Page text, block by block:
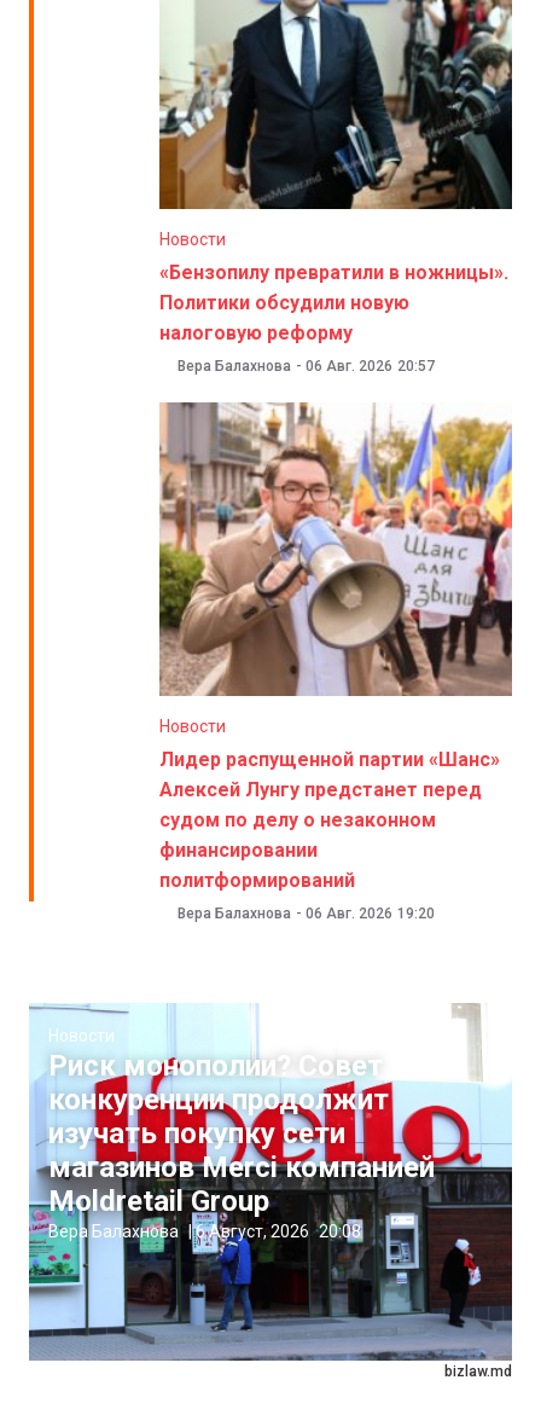
Новости
«Бензопилу превратили в ножницы».
Политики обсудили новую
налоговую реформу
Вера Балахнова - 06 Авг. 2026 20:57
Новости
Лидер распущенной партии «Шанс»
Алексей Лунгу предстанет перед
судом по делу о незаконном
финансировании
политформирований
Вера Балахнова - 06 Авг. 2026 19:20
bizlaw.md
Новости
Риск монополии? Совет
конкуренции продолжит
изучать покупку сети
магазинов Merci компанией
Moldretail Group
Вера Балахнова | 6 Август, 2026 20:08